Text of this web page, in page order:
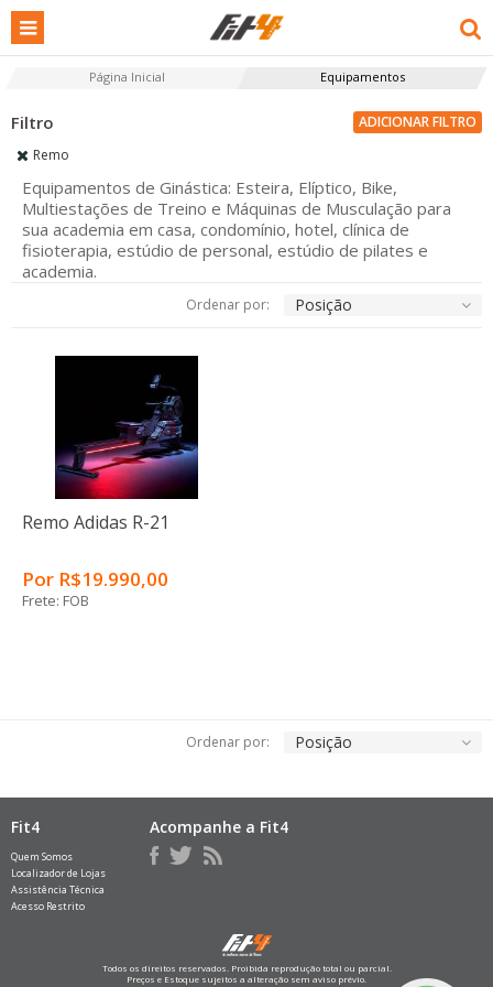
Página Inicial Equipamentos
ADICIONAR FILTRO
Remo
Equipamentos de Ginástica: Esteira, Elíptico, Bike,
Multiestações de Treino e Máquinas de Musculação para
sua academia em casa, condomínio, hotel, clínica de
fisioterapia, estúdio de personal, estúdio de pilates e
academia.
Ordenar por: Posição
Remo Adidas R-21
Por R$19.990,00
Frete: FOB
Ordenar por: Posição
Fit4
Quem Somos
Localizador de Lojas
Assistência Técnica
Acesso Restrito
Acompanhe a Fit4
Todos os direitos reservados. Proibida reprodução total ou parcial.
Preços e Estoque sujeitos a alteração sem aviso prévio.